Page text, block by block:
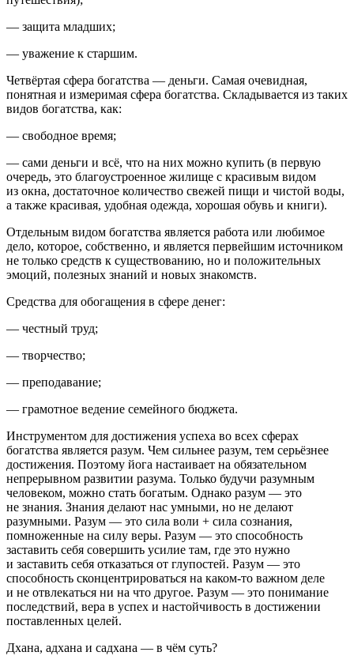
— защита младших;
— уважение к старшим.
Четвёртая сфера богатства — деньги. Самая очевидная,
понятная и измеримая сфера богатства. Складывается из таких
видов богатства, как:
— свободное время;
— сами деньги и всё, что на них можно купить (в первую
очередь, это благоустроенное жилище с красивым видом
из окна, достаточное количество свежей пищи и чистой воды,
а также красивая, удобная одежда, хорошая обувь и книги).
Отдельным видом богатства является работа или любимое
дело, которое, собственно, и является первейшим источником
не только средств к существованию, но и положительных
эмоций, полезных знаний и новых знакомств.
Средства для обогащения в сфере денег:
— честный труд;
— творчество;
— преподавание;
— грамотное ведение семейного бюджета.
Инструментом для достижения успеха во всех сферах
богатства является разум. Чем сильнее разум, тем серьёзнее
достижения. Поэтому йога настаивает на обязательном
непрерывном развитии разума. Только будучи разумным
человеком, можно стать богатым. Однако разум — это
не знания. Знания делают нас умными, но не делают
разумными. Разум — это сила воли + сила сознания,
помноженные на силу веры. Разум — это способность
заставить себя совершить усилие там, где это нужно
и заставить себя отказаться от глупостей. Разум — это
способность сконцентрироваться на каком-то важном деле
и не отвлекаться ни на что другое. Разум — это понимание
последствий, вера в успех и настойчивость в достижении
поставленных целей.
Дхана, адхана и садхана — в чём суть?